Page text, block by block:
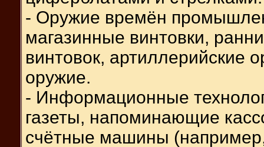
- Оружие времён
магазинные винтовки,
винтовок, артиллерийские
оружие.
- Информационные
газеты, напоминающие
счётные машины